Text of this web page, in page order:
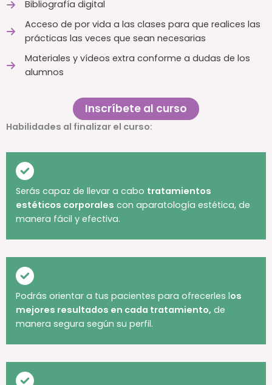
Bibliografía digital
Acceso de por vida a las clases para que realices las
prácticas las veces que sean necesarias
Materiales y vídeos extra conforme a dudas de los
alumnos
Inscríbete al curso
Habilidades al finalizar el curso:
Serás capaz de llevar a cabo tratamientos
estéticos corporales con aparatología estética, de
manera fácil y efectiva.
Podrás orientar a tus pacientes para ofrecerles los
mejores resultados en cada tratamiento, de
manera segura según su perfil.